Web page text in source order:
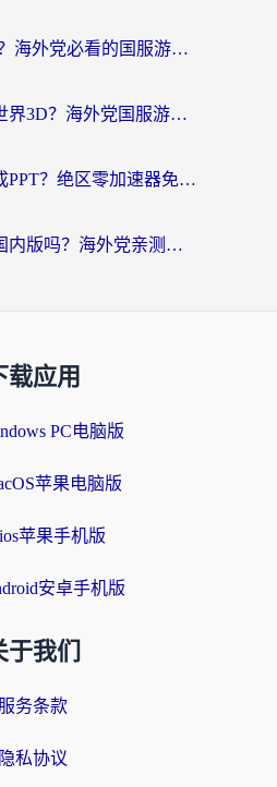
巴西怎么玩光·遇？海外党必看的国服游戏加速器选择指南（附3款热门游戏实测）
泰国怎么玩传奇世界3D？海外党国服游戏加速终极指南（附非洲欧洲热门游戏解决方案）
海外玩绝区零卡成PPT？绝区零加速器免费的推荐+实用技巧，附墨西哥玩谁是卧底美国玩和平精英攻略
国外能玩阴阳师国内版吗？海外党亲测有效的国服游戏加速指南
载应用
PC电脑版
苹果电脑版
苹果手机版
安卓手机版
于我们
服务条款
隐私协议